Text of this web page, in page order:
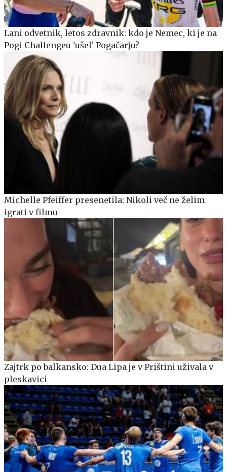
Lani odvetnik, letos zdravnik: kdo je Nemec, ki je na
Pogi Challengeu 'ušel' Pogačarju?
Michelle Pfeiffer presenetila: Nikoli več ne želim
igrati v filmu
Zajtrk po balkansko: Dua Lipa je v Prištini uživala v
pleskavici